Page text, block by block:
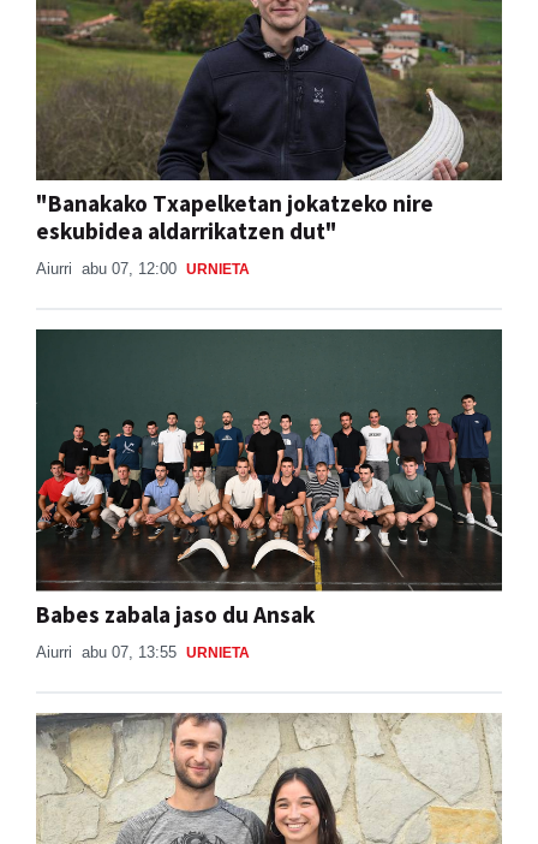
"Banakako Txapelketan jokatzeko nire
eskubidea aldarrikatzen dut"
Aiurri abu 07, 12:00 URNIETA
Babes zabala jaso du Ansak
Aiurri abu 07, 13:55 URNIETA